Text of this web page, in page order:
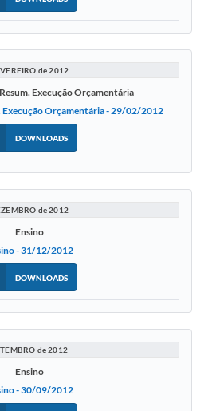
de 2012
Execução Orçamentária
Execução Orçamentária - 29/02/2012
DOWNLOADS
de 2012
Ensino
- 31/12/2012
DOWNLOADS
de 2012
Ensino
- 30/09/2012